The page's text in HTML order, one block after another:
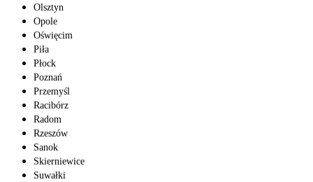
Olsztyn
Opole
Oświęcim
Piła
Płock
Poznań
Przemyśl
Racibórz
Radom
Rzeszów
Sanok
Skierniewice
Suwałki